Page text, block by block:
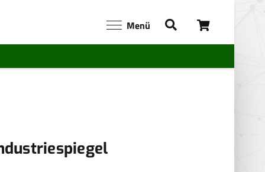
Menü